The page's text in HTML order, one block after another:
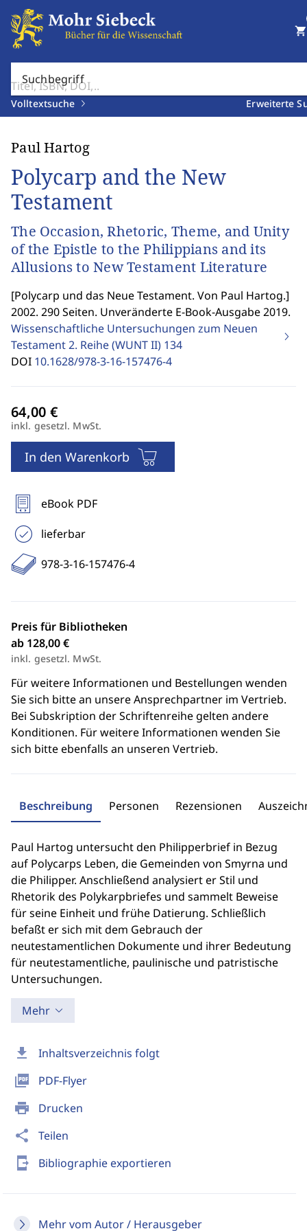
Suchbegriff
Volltextsuche Erweiterte
shopping_cart
download Inhaltsverzeichnis folgt
picture_as_pdf PDF-Flyer
print Drucken
share Teilen
send_to_mobile Bibliographie exportieren
Mehr vom Autor / Herausgeber
Paul Hartog
Polycarp and the New
Testament
The Occasion, Rhetoric, Theme, and Unity
of the Epistle to the Philippians and its
Allusions to New Testament Literature
[Polycarp und das Neue Testament. Von Paul Hartog.]
2002. 290 Seiten. Unveränderte E-Book-Ausgabe 2019.
Wissenschaftliche Untersuchungen zum Neuen
Testament 2. Reihe (WUNT II) 134
DOI 10.1628/978-3-16-157476-4
inkl. gesetzl. MwSt.
In den Warenkorb
eBook PDF
lieferbar
978-3-16-157476-4
Preis für Bibliotheken
ab 128,00 €
inkl. gesetzl. MwSt.
Für weitere Informationen und Bestellungen wenden
Sie sich bitte an unsere Ansprechpartner im Vertrieb.
Bei Subskription der Schriftenreihe gelten andere
Konditionen. Für weitere Informationen wenden Sie
sich bitte ebenfalls an unseren Vertrieb.
Beschreibung Personen Rezensionen
Paul Hartog untersucht den Philipperbrief in Bezug
auf Polycarps Leben, die Gemeinden von Smyrna und
die Philipper. Anschließend analysiert er Stil und
Rhetorik des Polykarpbriefes und sammelt Beweise
für seine Einheit und frühe Datierung. Schließlich
befaßt er sich mit dem Gebrauch der
neutestamentlichen Dokumente und ihrer Bedeutung
für neutestamentliche, paulinische und patristische
Untersuchungen.
Mehr